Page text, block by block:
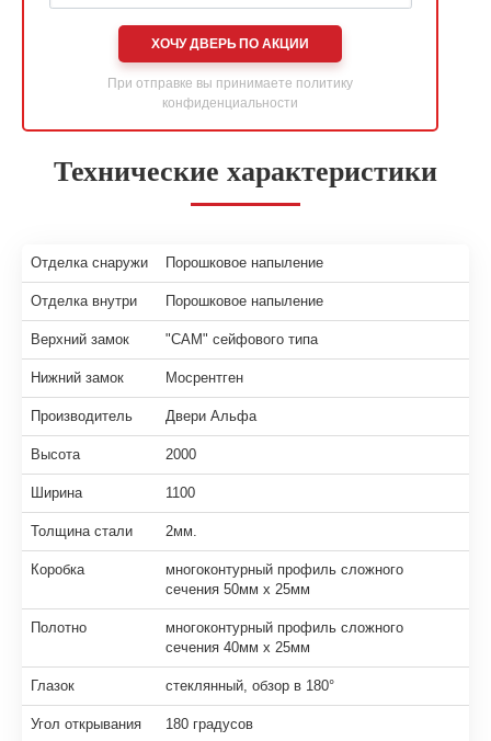
ХОЧУ ДВЕРЬ ПО АКЦИИ
При отправке вы принимаете политику
конфиденциальности
Технические характеристики
Отделка снаружи Порошковое напыление
Отделка внутри Порошковое напыление
Верхний замок "САМ" сейфового типа
Нижний замок Мосрентген
Производитель Двери Альфа
Высота 2000
Ширина 1100
Толщина стали 2мм.
Коробка
многоконтурный профиль сложного
сечения 50мм х 25мм
Полотно
многоконтурный профиль сложного
сечения 40мм х 25мм
Глазок стеклянный, обзор в 180°
Угол открывания 180 градусов